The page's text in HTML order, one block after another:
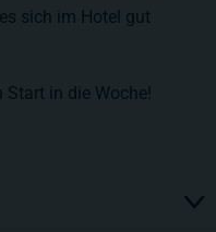
sich im Hotel gut
in die Woche!